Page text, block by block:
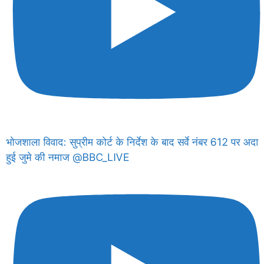
भोजशाला विवाद: सुप्रीम कोर्ट के निर्देश के बाद सर्वे नंबर 612 पर अदा
हुई जुमे की नमाज @BBC_LIVE